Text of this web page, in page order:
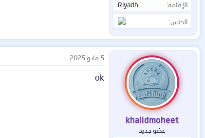
الإقامة Riyadh
الجنس
khalidmoheet
عضو جديد
5 مايو 2025
ok